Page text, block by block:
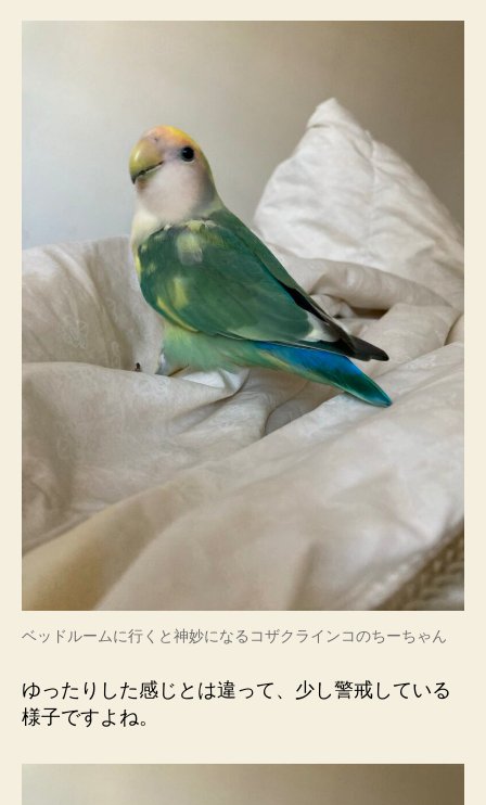
ベッドルームに行くと神妙になるコザクラインコのちーちゃん
ゆったりした感じとは違って、少し警戒している
様子ですよね。